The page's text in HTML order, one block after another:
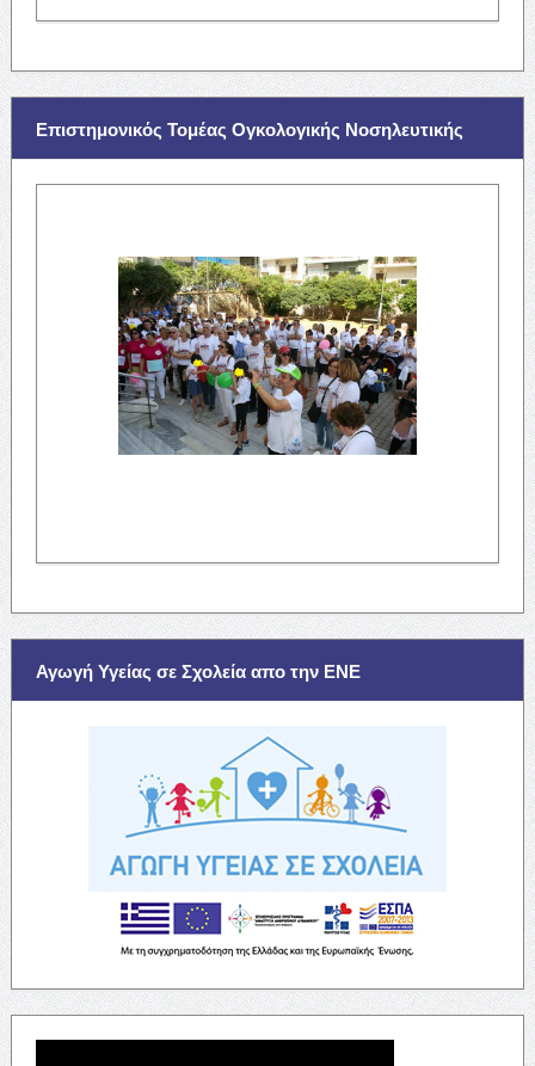
Επιστημονικός Τομέας Ογκολογικής Νοσηλευτικής
Αγωγή Υγείας σε Σχολεία απο την ΕΝΕ